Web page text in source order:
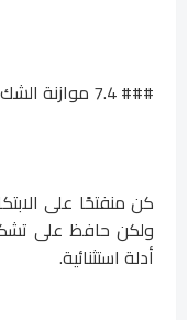
### 7.4 موازنة الشك بالانفتاح
كن منفتحًا على
ولكن حافظ على
أدلة استثنائية.